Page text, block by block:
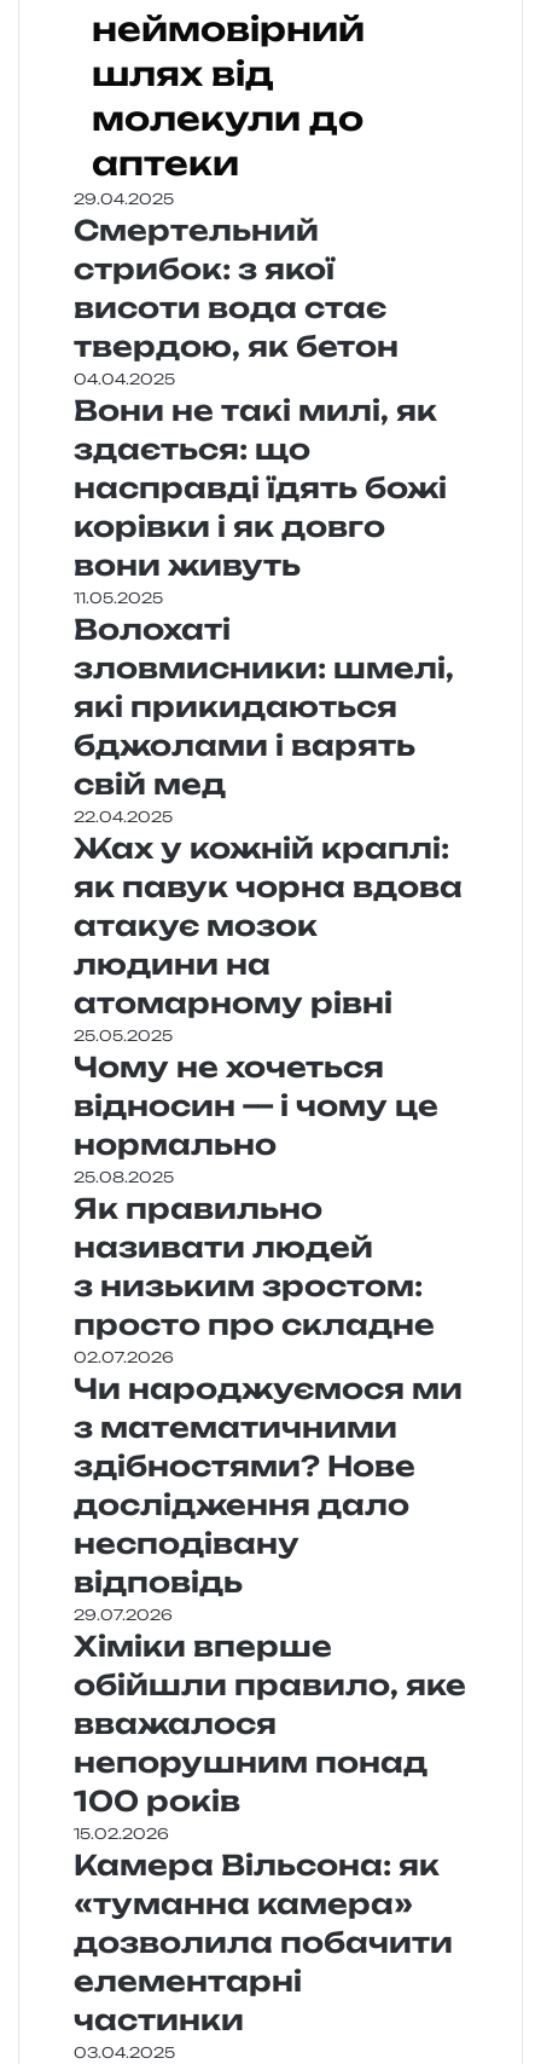
неймовірний
шлях від
молекули до
аптеки
29.04.2025
Смертельний
стрибок: з якої
висоти вода стає
твердою, як бетон
04.04.2025
Вони не такі милі, як
здається: що
насправді їдять божі
корівки і як довго
вони живуть
11.05.2025
Волохаті
зловмисники: шмелі,
які прикидаються
бджолами і варять
свій мед
22.04.2025
Жах у кожній краплі:
як павук чорна вдова
атакує мозок
людини на
атомарному рівні
25.05.2025
Чому не хочеться
відносин — і чому це
нормально
25.08.2025
Як правильно
називати людей
з низьким зростом:
просто про складне
02.07.2026
Чи народжуємося ми
з математичними
здібностями? Нове
дослідження дало
несподівану
відповідь
29.07.2026
Хіміки вперше
обійшли правило, яке
вважалося
непорушним понад
100 років
15.02.2026
Камера Вільсона: як
«туманна камера»
дозволила побачити
елементарні
частинки
03.04.2025